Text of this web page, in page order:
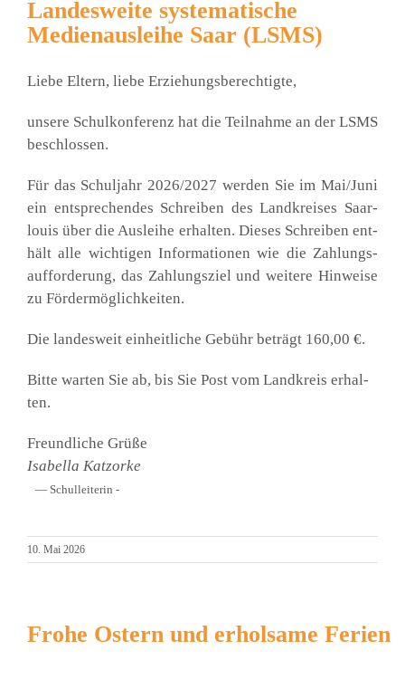
Landesweite systematische
Medienausleihe Saar (LSMS)
Lie­be Eltern, lie­be Erzie­hungs­be­rech­tig­te,
unse­re Schul­kon­fe­renz hat die Teil­nah­me an der LSMS
beschlos­sen.
Für das Schul­jahr 2026/2027 wer­den Sie im Mai/Juni
ein ent­spre­chen­des Schrei­ben des Land­krei­ses Saar­
lou­is über die Aus­lei­he erhal­ten. Die­ses Schrei­ben ent­
hält alle wich­ti­gen Infor­ma­tio­nen wie die Zah­lungs­
auf­for­de­rung, das Zah­lungs­ziel und wei­te­re Hin­wei­se
zu För­der­mög­lich­kei­ten.
Die lan­des­weit ein­heit­li­che Gebühr beträgt 160,00 €.
Bit­te war­ten Sie ab, bis Sie Post vom Land­kreis erhal­
ten.
Freund­li­che Grü­ße
Isa­bel­la Katz­or­ke
— Schul­lei­te­rin -
10. Mai 2026
Frohe Ostern und erholsame Ferien